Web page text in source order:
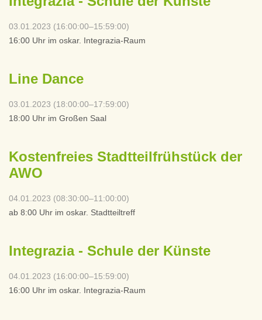
03.01.2023 (16:00:00–15:59:00)
16:00 Uhr im oskar. Integrazia-Raum
Line Dance
03.01.2023 (18:00:00–17:59:00)
18:00 Uhr im Großen Saal
Kostenfreies Stadtteilfrühstück der
AWO
04.01.2023 (08:30:00–11:00:00)
ab 8:00 Uhr im oskar. Stadtteiltreff
Integrazia - Schule der Künste
04.01.2023 (16:00:00–15:59:00)
16:00 Uhr im oskar. Integrazia-Raum